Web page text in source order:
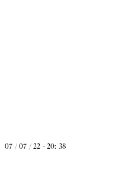
07 / 07 / 22 - 20: 38